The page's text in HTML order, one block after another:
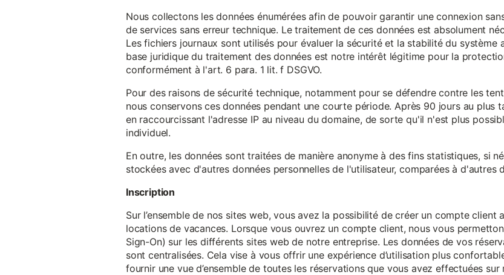
Nous collectons les données énumérées afin de pouvoir garantir une connexion
de services sans erreur technique. Le traitement de ces données est absolument
Les fichiers journaux sont utilisés pour évaluer la sécurité et la stabilité du système
base juridique du traitement des données est notre intérêt légitime pour la
conformément à l'art. 6 para. 1 lit. f DSGVO.
Pour des raisons de sécurité technique, notamment pour se défendre contre les
nous conservons ces données pendant une courte période. Après 90 jours au plus
en raccourcissant l'adresse IP au niveau du domaine, de sorte qu'il n'est plus
individuel.
En outre, les données sont traitées de manière anonyme à des fins statistiques, si
stockées avec d'autres données personnelles de l'utilisateur, comparées à d'autres
Inscription
Sur l’ensemble de nos sites web, vous avez la possibilité de créer un compte client
locations de vacances. Lorsque vous ouvrez un compte client, nous vous
Sign-On) sur les différents sites web de notre entreprise. Les données de vos
sont centralisées. Cela vise à vous offrir une expérience d’utilisation plus
fournir une vue d’ensemble de toutes les réservations que vous avez effectuées sur